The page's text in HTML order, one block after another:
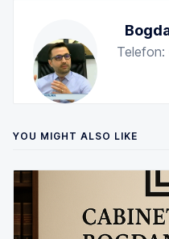
YOU MIGHT ALSO LIKE